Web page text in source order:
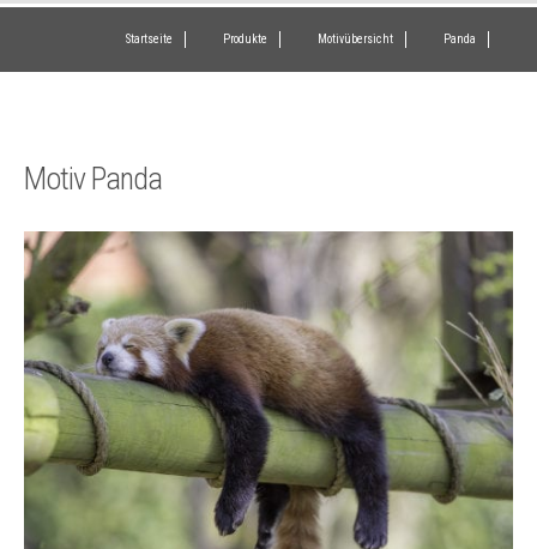
Infrarotheizung
Kontakt
Startseite Produkte Motivübersicht Panda
Motiv Panda